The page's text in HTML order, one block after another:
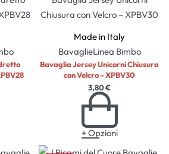
Made in Italy
BavaglieLinea Bimbo
Bavaglia Jersey Unicorni Chiusura
con Velcro – XPBV30
3,80€
+ Opzioni